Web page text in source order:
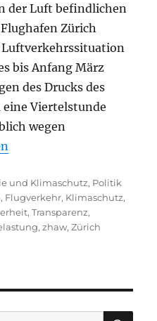
der Luft befindlichen
Zürich
bis Anfang März
des Drucks des
eine Viertelstunde
wegen
Lächerlich! Nein, es
und Klimaschutz, Politik
, Flugverkehr, Klimaschutz,
,Transparenz,
,zhaw,Zürich